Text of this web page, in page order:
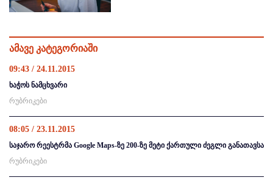
ამავე კატეგორიაში
09:43 / 24.11.2015
ხაჭოს ნამცხვარი
რუბრიკები
08:05 / 23.11.2015
საჯარო რეესტრმა Google Maps-ზე 200-ზე მეტი ქართული ძეგლი განათავსა
რუბრიკები